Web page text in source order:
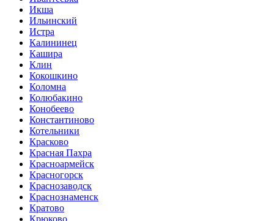
Икша
Ильинский
Истра
Калининец
Кашира
Клин
Кокошкино
Коломна
Колюбакино
Конобеево
Константиново
Котельники
Красково
Красная Пахра
Красноармейск
Красногорск
Краснозаводск
Краснознаменск
Кратово
Крюково